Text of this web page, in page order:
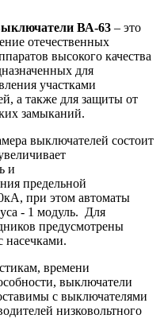
ВА-63 – это
отечественных
высокого качества
для
участками
а также для защиты от
замыканий.
выключателей состоит
и
предельной
при этом автоматы
- 1 модуль. Для
предусмотрены
насечками.
времени
выключатели
с выключателями
низковольтного